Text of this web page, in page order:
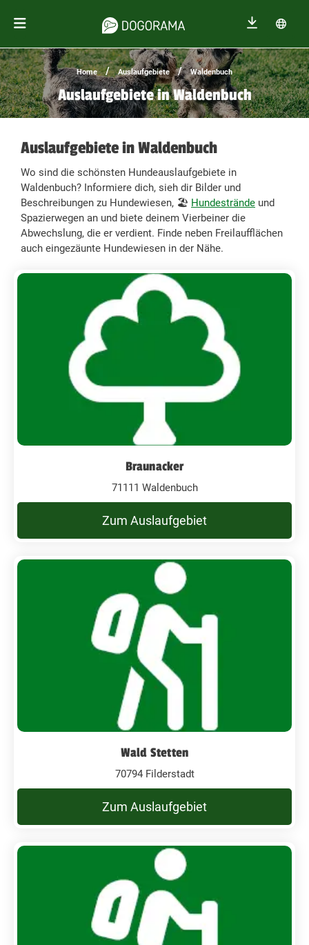
Home / Auslaufgebiete / Waldenbuch
Auslaufgebiete in Waldenbuch
Auslaufgebiete in Waldenbuch
Wo sind die schönsten Hundeauslaufgebiete in
Waldenbuch? Informiere dich, sieh dir Bilder und
Beschreibungen zu Hundewiesen, 🏖️ Hundestrände und
Spazierwegen an und biete deinem Vierbeiner die
Abwechslung, die er verdient. Finde neben Freilaufflächen
auch eingezäunte Hundewiesen in der Nähe.
Braunacker
71111 Waldenbuch
Zum Auslaufgebiet
Wald Stetten
70794 Filderstadt
Zum Auslaufgebiet